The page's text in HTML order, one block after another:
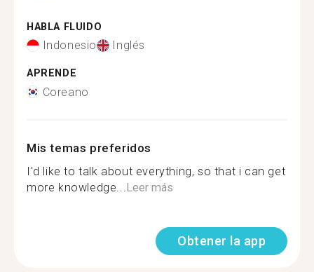
HABLA FLUIDO
Indonesio Inglés
APRENDE
Coreano
Mis temas preferidos
I'd like to talk about everything, so that i can get
more knowledge... Leer más
Obtener la app